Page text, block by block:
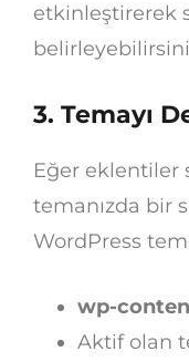
etkinleştirerek
3. Temayı
Eğer eklentiler
temanızda bir
WordPress
wp-
Aktif olan